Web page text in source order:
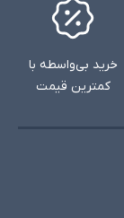
خرید بی‌واسطه با
کمترین قیمت